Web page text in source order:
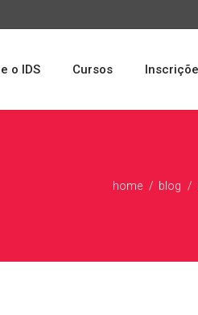
o IDS Cursos
home blog